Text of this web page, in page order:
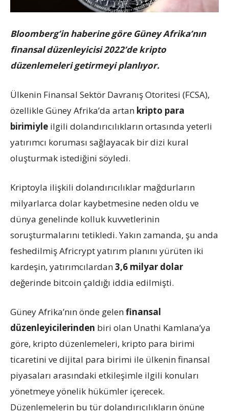
Bloomberg’in haberine göre Güney Afrika’nın
finansal düzenleyicisi 2022’de kripto
düzenlemeleri getirmeyi planlıyor.
Ülkenin Finansal Sektör Davranış Otoritesi (FCSA),
özellikle Güney Afrika’da artan kripto para
birimiyle ilgili dolandırıcılıkların ortasında yeterli
yatırımcı koruması sağlayacak bir dizi kural
oluşturmak istediğini söyledi.
Kriptoyla ilişkili dolandırıcılıklar mağdurların
milyarlarca dolar kaybetmesine neden oldu ve
dünya genelinde kolluk kuvvetlerinin
soruşturmalarını tetikledi. Yakın zamanda, şu anda
feshedilmiş Africrypt yatırım planını yürüten iki
kardeşin, yatırımcılardan3,6 milyar dolar
değerinde bitcoin çaldığı iddia edilmişti.
Güney Afrika’nın önde gelenfinansal
düzenleyicilerinden biri olan Unathi Kamlana’ya
göre, kripto düzenlemeleri, kripto para birimi
ticaretini ve dijital para birimi ile ülkenin finansal
piyasaları arasındaki etkileşimle ilgili konuları
yönetmeye yönelik hükümler içerecek.
Düzenlemelerin bu tür dolandırıcılıkların önüne